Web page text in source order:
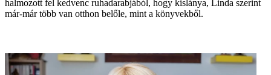
halmozott fel kedvenc ruhadarabjából, hogy kislánya, Linda szerint
már-már több van otthon belőle, mint a könyvekből.